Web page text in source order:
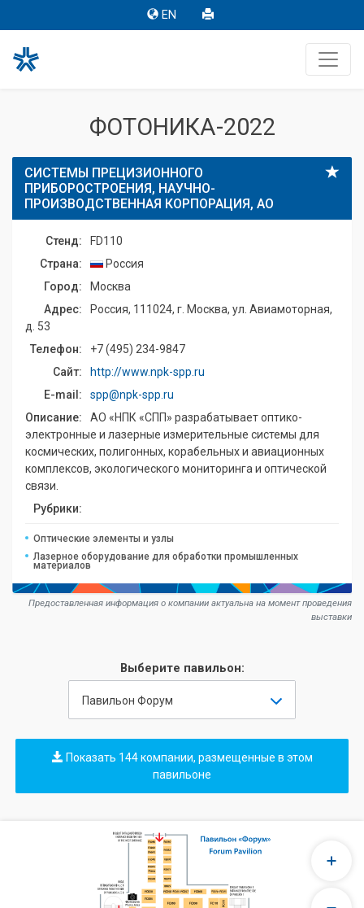
EN
ФОТОНИКА-2022
СИСТЕМЫ ПРЕЦИЗИОННОГО
ПРИБОРОСТРОЕНИЯ, НАУЧНО-
ПРОИЗВОДСТВЕННАЯ КОРПОРАЦИЯ, АО
Стенд:
FD110
Страна:
Россия
Город:
Москва
Адрес:
Россия, 111024, г. Москва, ул. Авиамоторная,
д. 53
Телефон:
+7 (495) 234-9847
Сайт:
http://www.npk-spp.ru
E-mail:
spp@npk-spp.ru
Описание:
АО «НПК «СПП» разрабатывает оптико-
электронные и лазерные измерительные системы для
космических, полигонных, корабельных и авиационных
комплексов, экологического мониторинга и оптической
связи.
Рубрики:
Оптические элементы и узлы
Лазерное оборудование для обработки промышленных
материалов
Предоставленная информация о компании актуальна на момент проведения
выставки
Выберите павильон:
Павильон Форум
Показать 144 компании, размещенные в этом
павильоне